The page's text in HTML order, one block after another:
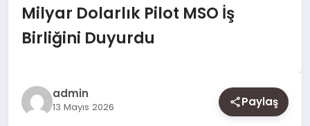
GÜNCEL
SAĞLIK
Milyar Dolarlık Pilot MSO İş
Birliğini Duyurdu
admin
13 Mayıs 2026 Paylaş